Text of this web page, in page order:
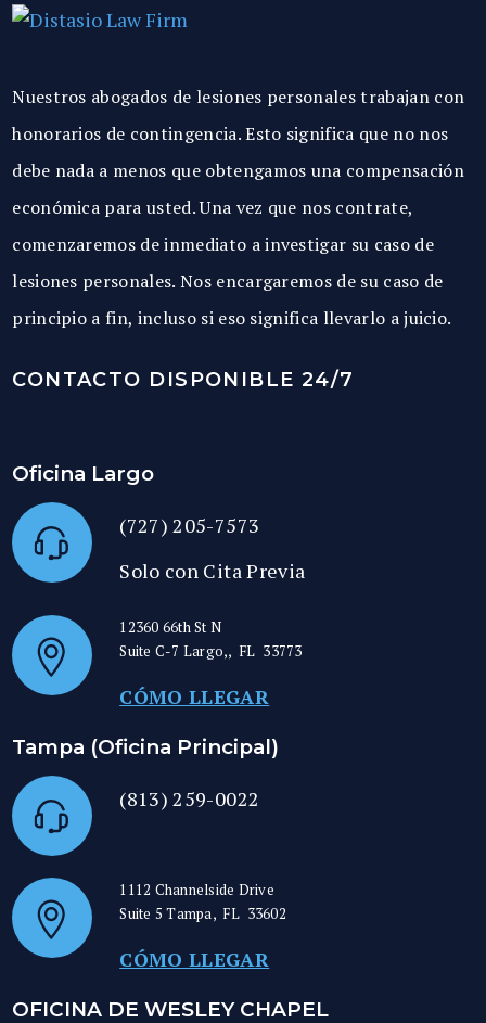
Nuestros abogados de lesiones personales trabajan con
honorarios de contingencia. Esto significa que no nos
debe nada a menos que obtengamos una compensación
económica para usted. Una vez que nos contrate,
comenzaremos de inmediato a investigar su caso de
lesiones personales. Nos encargaremos de su caso de
principio a fin, incluso si eso significa llevarlo a juicio.
CONTACTO DISPONIBLE 24/7
Oficina Largo
(727) 205-7573
Solo con Cita Previa
12360 66th St N
Suite C-7 Largo,, FL 33773
CÓMO LLEGAR
Tampa (Oficina Principal)
(813) 259-0022
1112 Channelside Drive
Suite 5Tampa, FL 33602
CÓMO LLEGAR
OFICINA DE WESLEY CHAPEL